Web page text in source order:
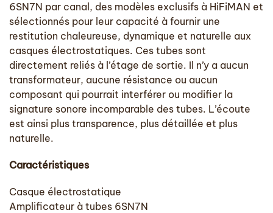
6SN7N par canal, des modèles exclusifs à HiFiMAN et
sélectionnés pour leur capacité à fournir une
restitution chaleureuse, dynamique et naturelle aux
casques électrostatiques. Ces tubes sont
directement reliés à l’étage de sortie. Il n’y a aucun
transformateur, aucune résistance ou aucun
composant qui pourrait interférer ou modifier la
signature sonore incomparable des tubes. L’écoute
est ainsi plus transparence, plus détaillée et plus
naturelle.
Caractéristiques
Casque électrostatique
Amplificateur à tubes 6SN7N